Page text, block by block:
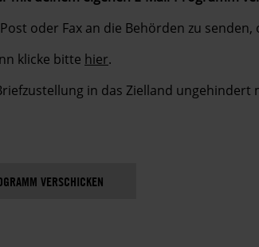
oder Fax an die Behörden zu
klicke bitte hier.
in das Zielland ungehindert
VERSCHICKEN